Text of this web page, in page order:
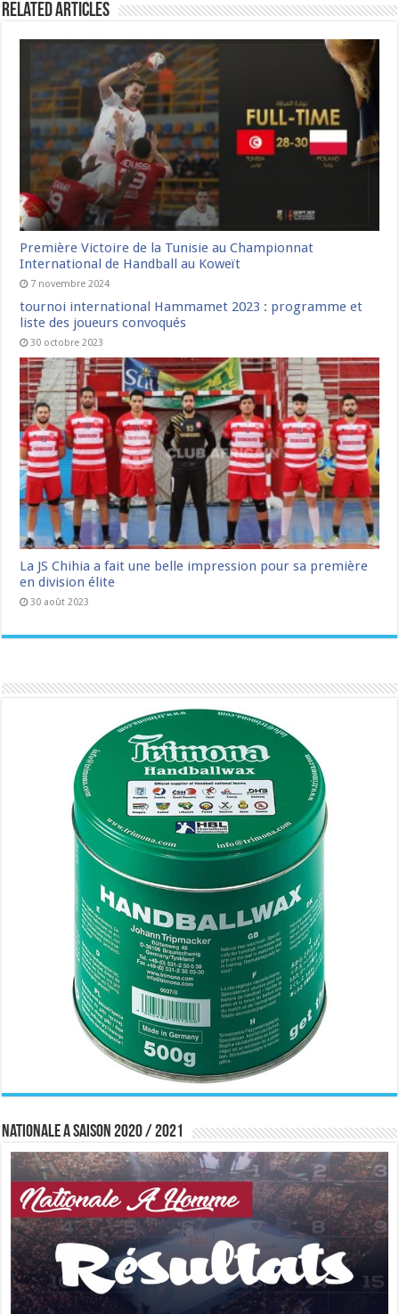
Related Articles
Première Victoire de la Tunisie au Championnat
International de Handball au Koweït
7 novembre 2024
tournoi international Hammamet 2023 : programme et
liste des joueurs convoqués
30 octobre 2023
La JS Chihia a fait une belle impression pour sa première
en division élite
30 août 2023
Nationale A saison 2020 / 2021